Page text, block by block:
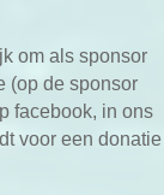
om als sponsor
(op de sponsor
facebook, in ons
voor een donatie